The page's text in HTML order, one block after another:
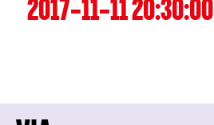
2017-11-11 20:30:00